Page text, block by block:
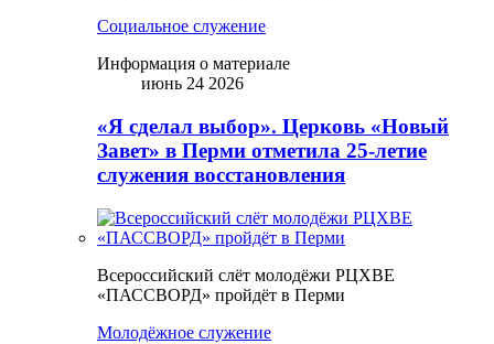
Социальное служение
Информация о материале
июнь 24 2026
«Я сделал выбор». Церковь «Новый
Завет» в Перми отметила 25-летие
служения восстановления
Всероссийский слёт молодёжи РЦХВЕ
«ПАССВОРД» пройдёт в Перми
Молодёжное служение